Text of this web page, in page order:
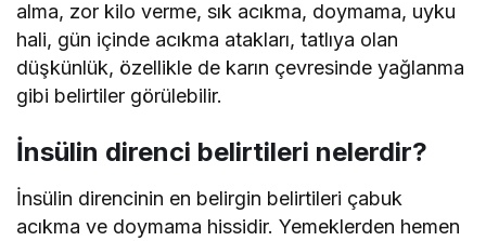
alma, zor kilo verme, sık acıkma, doymama, uyku
hali, gün içinde acıkma atakları, tatlıya olan
düşkünlük, özellikle de karın çevresinde yağlanma
gibi belirtiler görülebilir.
İnsülin direnci belirtileri nelerdir?
İnsülin direncinin en belirgin belirtileri çabuk
acıkma ve doymama hissidir. Yemeklerden hemen